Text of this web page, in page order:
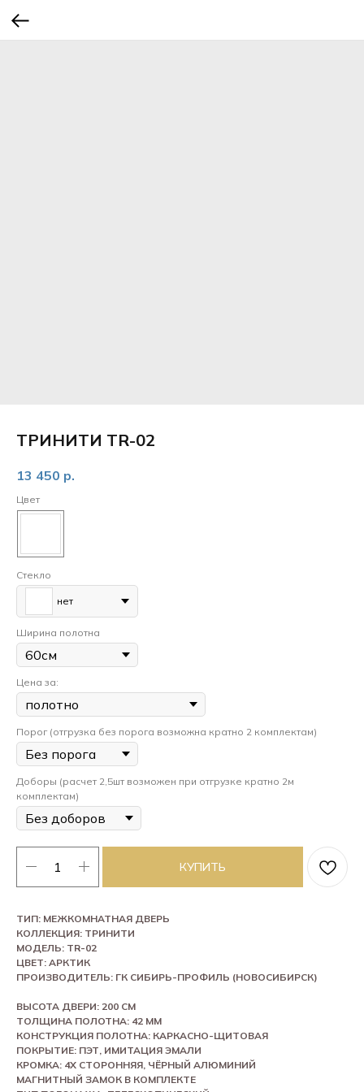
ТРИНИТИ TR-02
13 450 р.
Цвет
Стекло
нет
Ширина полотна
Цена за:
Порог (отгрузка без порога возможна кратно 2 комплектам)
Доборы (расчет 2,5шт возможен при отгрузке кратно 2м
комплектам)
КУПИТЬ
ТИП: МЕЖКОМНАТНАЯ ДВЕРЬ
КОЛЛЕКЦИЯ: ТРИНИТИ
МОДЕЛЬ: TR-02
ЦВЕТ: АРКТИК
ПРОИЗВОДИТЕЛЬ: ГК СИБИРЬ-ПРОФИЛЬ (НОВОСИБИРСК)
ВЫСОТА ДВЕРИ: 200 СМ
ТОЛЩИНА ПОЛОТНА: 42 ММ
КОНСТРУКЦИЯ ПОЛОТНА: КАРКАСНО-ЩИТОВАЯ
ПОКРЫТИЕ: ПЭТ, ИМИТАЦИЯ ЭМАЛИ
КРОМКА: 4Х СТОРОННЯЯ, ЧЁРНЫЙ АЛЮМИНИЙ
МАГНИТНЫЙ ЗАМОК В КОМПЛЕКТЕ